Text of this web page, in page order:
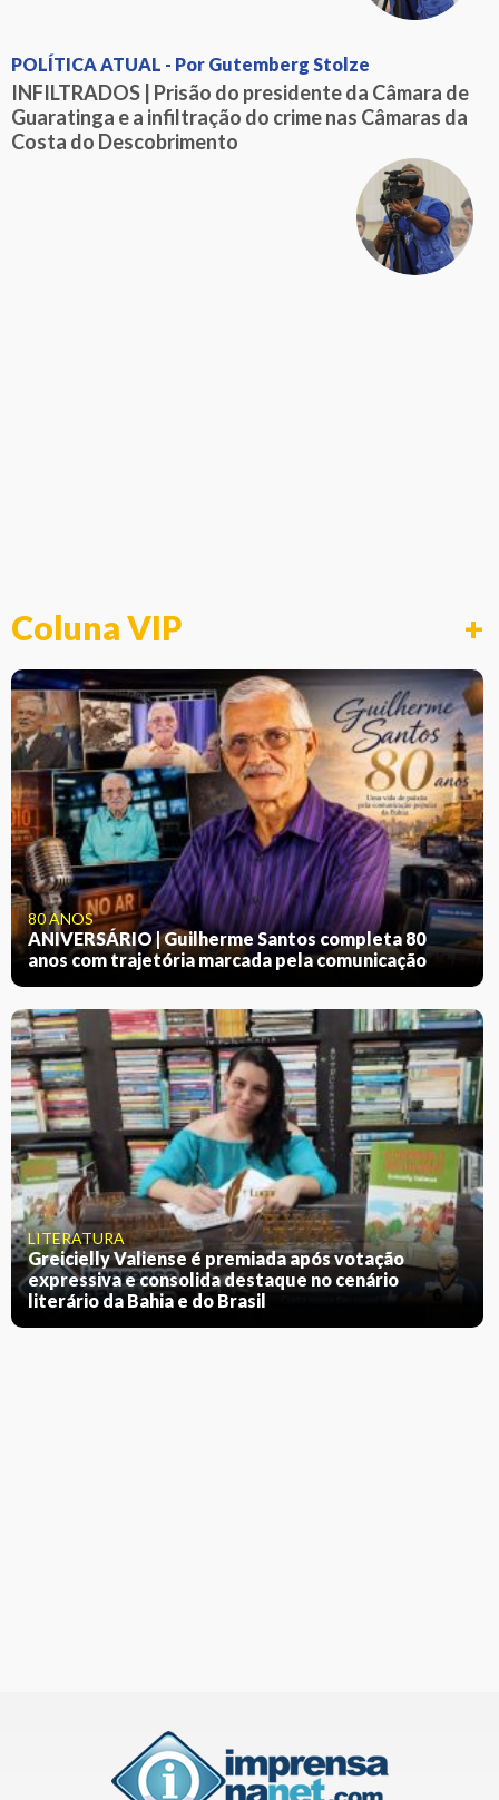
POLÍTICA ATUAL - Por Gutemberg Stolze
INFILTRADOS | Prisão do presidente da Câmara de
Guaratinga e a infiltração do crime nas Câmaras da
Costa do Descobrimento
Coluna VIP +
80 ANOS
ANIVERSÁRIO | Guilherme Santos completa 80
anos com trajetória marcada pela comunicação
LITERATURA
Greicielly Valiense é premiada após votação
expressiva e consolida destaque no cenário
literário da Bahia e do Brasil